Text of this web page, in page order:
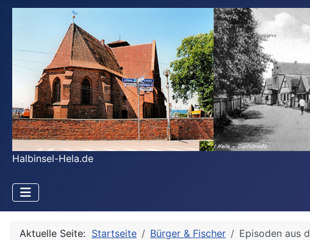
Halbinsel-Hela.de
Aktuelle Seite: Startseite Bürger & Fischer Episoden aus